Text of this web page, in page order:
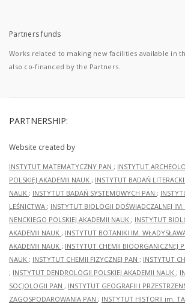
Partners funds
Works related to making new facilities available in
also co-financed by the Partners.
PARTNERSHIP:
Website created by
INSTYTUT MATEMATYCZNY PAN ; INSTYTUT
POLSKIEJ AKADEMII NAUK ; INSTYTUT BADAŃ
NAUK ; INSTYTUT BADAŃ SYSTEMOWYCH PAN ;
LEŚNICTWA ; INSTYTUT BIOLOGII DOŚWIADCZALNEJ
NENCKIEGO POLSKIEJ AKADEMII NAUK ; INSTYTUT
AKADEMII NAUK ; INSTYTUT BOTANIKI IM.
AKADEMII NAUK ; INSTYTUT CHEMII BIOORGANICZNEJ
NAUK ; INSTYTUT CHEMII FIZYCZNEJ PAN ; INSTYTUT
; INSTYTUT DENDROLOGII POLSKIEJ AKADEMII NAUK ;
SOCJOLOGII PAN ; INSTYTUT GEOGRAFII I
ZAGOSPODAROWANIA PAN ; INSTYTUT HISTORII im.